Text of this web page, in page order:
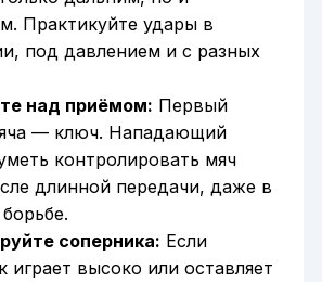
Практикуйте удары в
под давлением и с разных
над приёмом: Первый
— ключ. Нападающий
контролировать мяч
длинной передачи, даже в
соперника: Если
играет высоко или оставляет